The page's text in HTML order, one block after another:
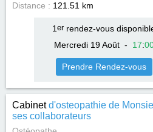
Distance : 121.51 km
1 errendez-vous
Mercredi 19 Août- 17:
Prendre Rendez-vous
Cabinetd'osteopathie de
ses collaborateurs